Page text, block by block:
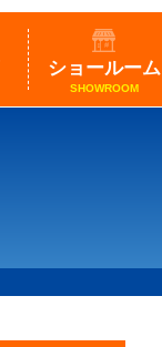
ショールーム
SHOWROOM